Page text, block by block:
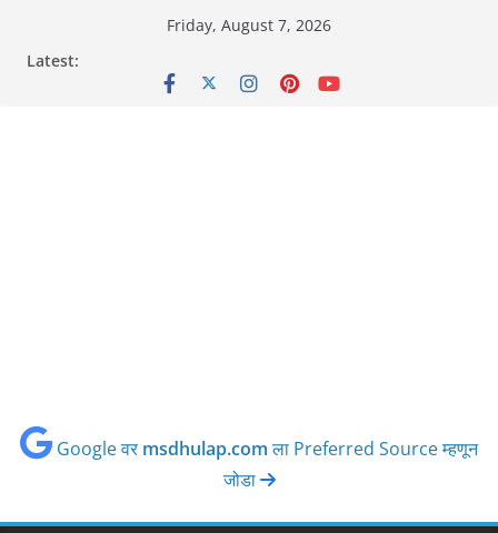
Friday, August 7, 2026
Latest:
Google वर msdhulap.comला Preferred Source म्हणून
जोडा